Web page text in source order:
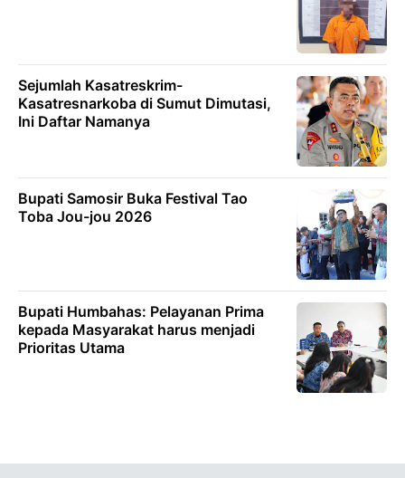
Sejumlah Kasatreskrim-
Kasatresnarkoba di Sumut Dimutasi,
Ini Daftar Namanya
Bupati Samosir Buka Festival Tao
Toba Jou-jou 2026
Bupati Humbahas: Pelayanan Prima
kepada Masyarakat harus menjadi
Prioritas Utama